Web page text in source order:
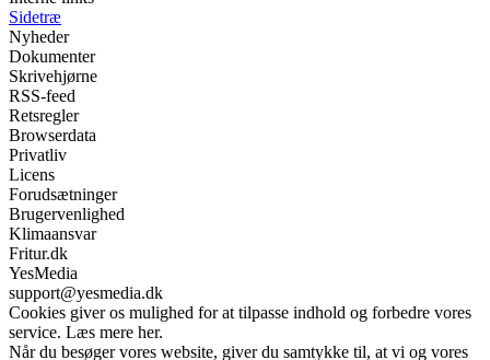
Sidetræ
Nyheder
Dokumenter
Skrivehjørne
RSS-feed
Retsregler
Browserdata
Privatliv
Licens
Forudsætninger
Brugervenlighed
Klimaansvar
Fritur.dk
YesMedia
support@yesmedia.dk
Cookies giver os mulighed for at tilpasse indhold og forbedre vores
service. Læs mere her.
Når du besøger vores website, giver du samtykke til, at vi og vores